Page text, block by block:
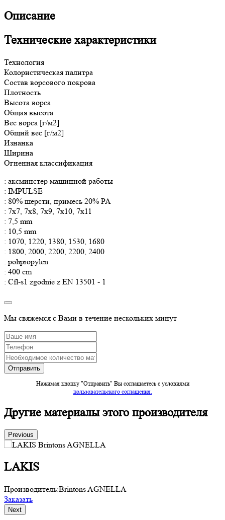
Описание
Технические характеристики
Технология
Колористическая палитра
Состав ворсового покрова
Плотность
Высота ворса
Общая высота
Вес ворса [г/м2]
Общий вес [г/м2]
Изнанка
Ширина
Огненная классификация
: аксминстер машинной работы
: IMPULSE
: 80% шерсти, примесь 20% PA
: 7x7, 7x8, 7x9, 7x10, 7x11
: 7,5 mm
: 10,5 mm
: 1070, 1220, 1380, 1530, 1680
: 1800, 2000, 2200, 2200, 2400
: polipropylen
: 400 cm
: Cfl-s1 zgodnie z EN 13501 - 1
Мы свяжемся с Вами в течение нескольких минут
Нажимая кнопку "Отправить" Вы соглашаетесь c условиями
пользовательского соглашения.
Другие материалы этого производителя
Previous
LAKIS
Производитель:Brintons AGNELLA
Заказать
Next